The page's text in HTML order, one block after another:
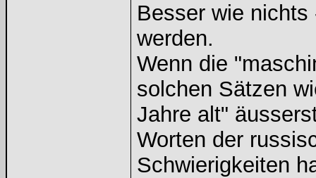
Besser wie
werden.
Wenn die
solchen Sätzen
Jahre alt"
Worten der
Schwierigkeiten